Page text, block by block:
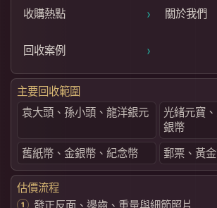
收購熱點 › 關於我們
回收案例 ›
主要回收範圍
袁大頭、孫小頭、龍洋銀元
光緒元寶
銀幣
舊紙幣、金銀幣、紀念幣
郵票、黃
估價流程